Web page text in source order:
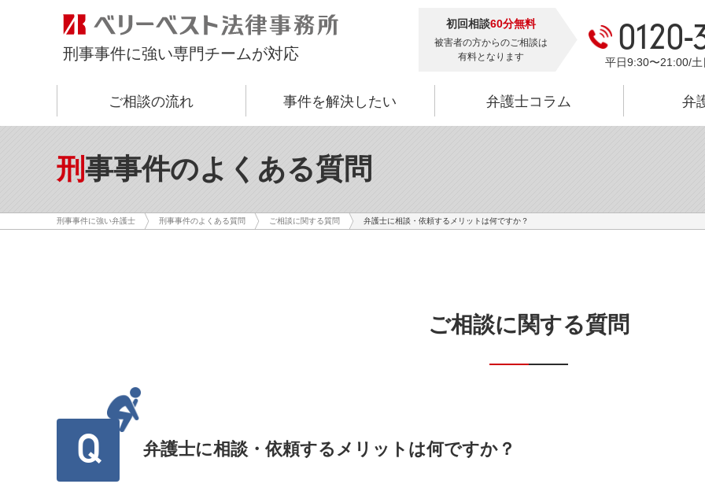
刑事事件に強い専門チームが対応
初回相談60分無料
被害者の方からのご相談は
有料となります
0120-
平日9:30〜21:00/
ご相談の流れ 事件を解決したい 弁護士コラム 弁
刑事事件のよくある質問
刑事事件に強い弁護士 刑事事件のよくある質問 ご相談に関する質問 弁護士に相談・依頼するメリットは何ですか？
ご相談に関する質問
Q 弁護士に相談・依頼するメリットは何ですか？